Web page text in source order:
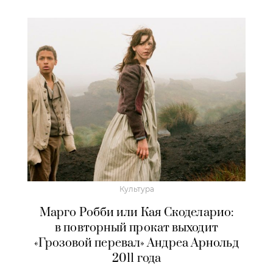
Культура
Марго Робби или Кая Скоделарио:
в повторный прокат выходит
«Грозовой перевал» Андреа Арнольд
2011 года